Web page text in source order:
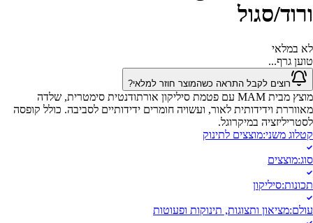
ורוד/סגול
לא במלאי
טוען גרף...
רוצים לקבל התראה כשהמוצר חוזר למלאי?
מוצץ מבית MAM עם פטמת סיליקון אורתודנטית סימטרית, שלדה
מאווררת וידידותית לאור, ועשויה חומרים ידידותיים לסביבה. כולל קופסה
לסטריליזציה במיקרוגל.
קטלוג משני:מוצצים לתינוק
סוג:מוצצים
תכונות:סיליקון
עולם:מציאון ותצוגות, תינוקות ופעוטות